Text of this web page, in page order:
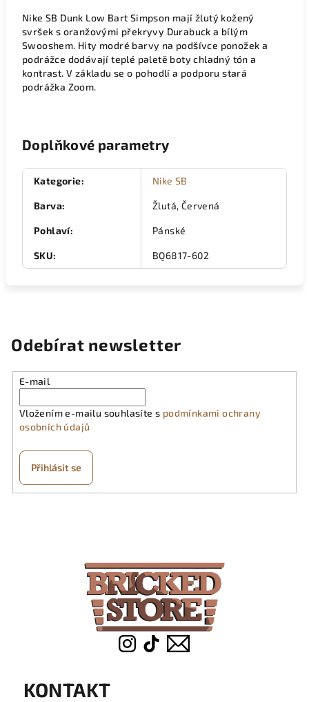
Nike SB Dunk Low Bart Simpson mají žlutý kožený
svršek s oranžovými překryvy Durabuck a bílým
Swooshem. Hity modré barvy na podšívce ponožek a
podrážce dodávají teplé paletě boty chladný tón a
kontrast. V základu se o pohodlí a podporu stará
podrážka Zoom.
Doplňkové parametry
Kategorie: Nike SB
Barva: Žlutá, Červená
Pohlaví: Pánské
SKU: BQ6817-602
Odebírat newsletter
E-mail
Vložením e-mailu souhlasíte s podmínkami ochrany
osobních údajů
Přihlásit se
KONTAKT